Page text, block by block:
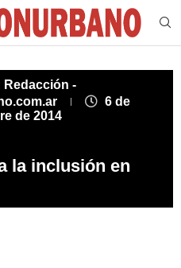
Redacción -
6 de
de 2014
la inclusión en